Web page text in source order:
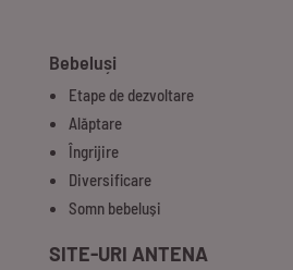
Bebeluși
Etape de dezvoltare
Alăptare
Îngrijire
Diversificare
Somn bebeluși
SITE-URI ANTENA